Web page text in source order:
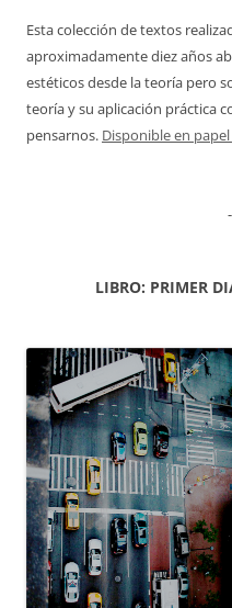
Esta colección de textos
aproximadamente diez años
estéticos desde la teoría pero
teoría y su aplicación práctica
pensarnos. Disponible en
LIBRO: PRIMER